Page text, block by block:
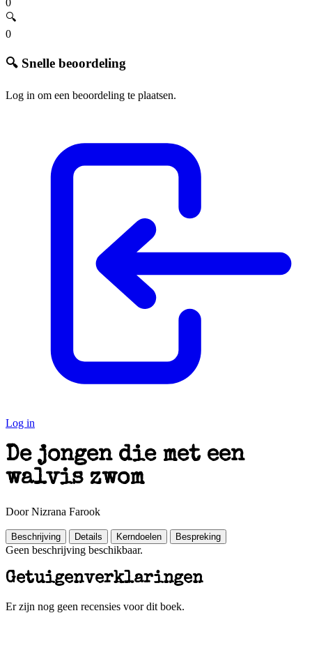
0
🔍
0
🔍 Snelle beoordeling
Log in om een beoordeling te plaatsen.
Log in
De jongen die met een
walvis zwom
Door Nizrana Farook
Beschrijving Details Kerndoelen Bespreking
Geen beschrijving beschikbaar.
Getuigenverklaringen
Er zijn nog geen recensies voor dit boek.